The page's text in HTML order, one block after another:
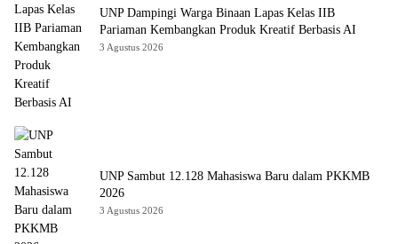
UNP Dampingi Warga Binaan Lapas Kelas IIB
Pariaman Kembangkan Produk Kreatif Berbasis AI
3 Agustus 2026
UNP Sambut 12.128 Mahasiswa Baru dalam PKKMB
2026
3 Agustus 2026